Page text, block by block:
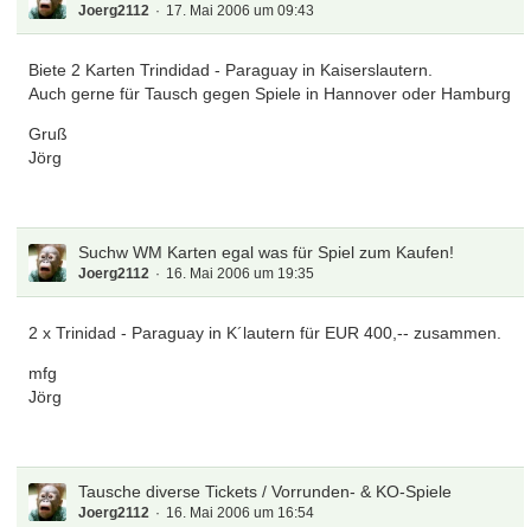
Joerg2112 17. Mai 2006 um 09:43
Biete 2 Karten Trindidad - Paraguay in Kaiserslautern.
Auch gerne für Tausch gegen Spiele in Hannover oder Hamburg
Gruß
Jörg
Suchw WM Karten egal was für Spiel zum Kaufen!
Joerg2112 16. Mai 2006 um 19:35
2 x Trinidad - Paraguay in K´lautern für EUR 400,-- zusammen.
mfg
Jörg
Tausche diverse Tickets / Vorrunden- & KO-Spiele
Joerg2112 16. Mai 2006 um 16:54